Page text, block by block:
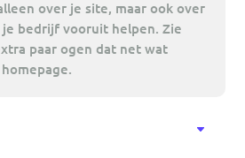
over je site, maar ook over
je bedrijf vooruit helpen. Zie
paar ogen dat net wat